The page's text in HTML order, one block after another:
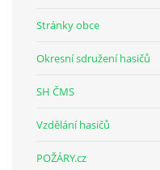
Stránky obce
Okresní sdružení hasičů
SH ČMS
Vzdělání hasičů
POŽÁRY.cz